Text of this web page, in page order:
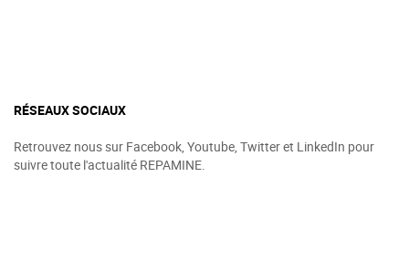
RÉSEAUX SOCIAUX
Retrouvez nous sur Facebook, Youtube, Twitter et LinkedIn pour
suivre toute l'actualité REPAMINE.